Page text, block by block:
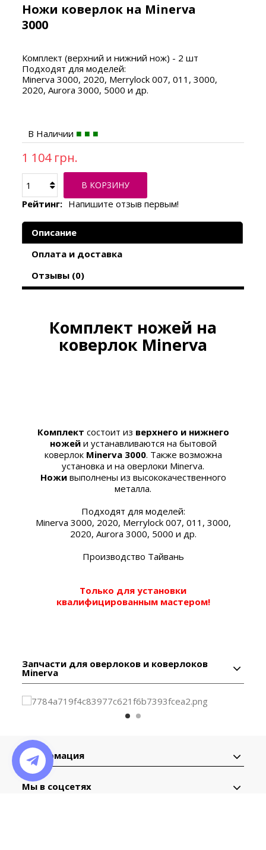
Ножи коверлок на Minerva
3000
Комплект (верхний и нижний нож) - 2 шт
Подходят для моделей:
Minerva 3000, 2020, Merrylock 007, 011, 3000,
2020,Aurora 3000, 5000 и др.
В Наличии
1 104 грн.
В КОРЗИНУ
Рейтинг: Напишите отзыв первым!
Описание
Оплата и доставка
Отзывы (0)
Комплект ножей на
коверлок Minerva
Комплект состоит из верхнего и нижнего
ножейи устанавливаются на бытовой
коверлок Minerva 3000. Также возможна
установка и на оверлоки Minerva.
Ноживыполнены из высококачественного
металла.
Подходят для моделей:
Minerva 3000, 2020, Merrylock 007, 011, 3000,
2020, Aurora 3000, 5000 и др.
Производство Тайвань
Только для установки
квалифицированным мастером!
Запчасти для оверлоков и коверлоков
Minerva
Информация
Мы в соцсетях